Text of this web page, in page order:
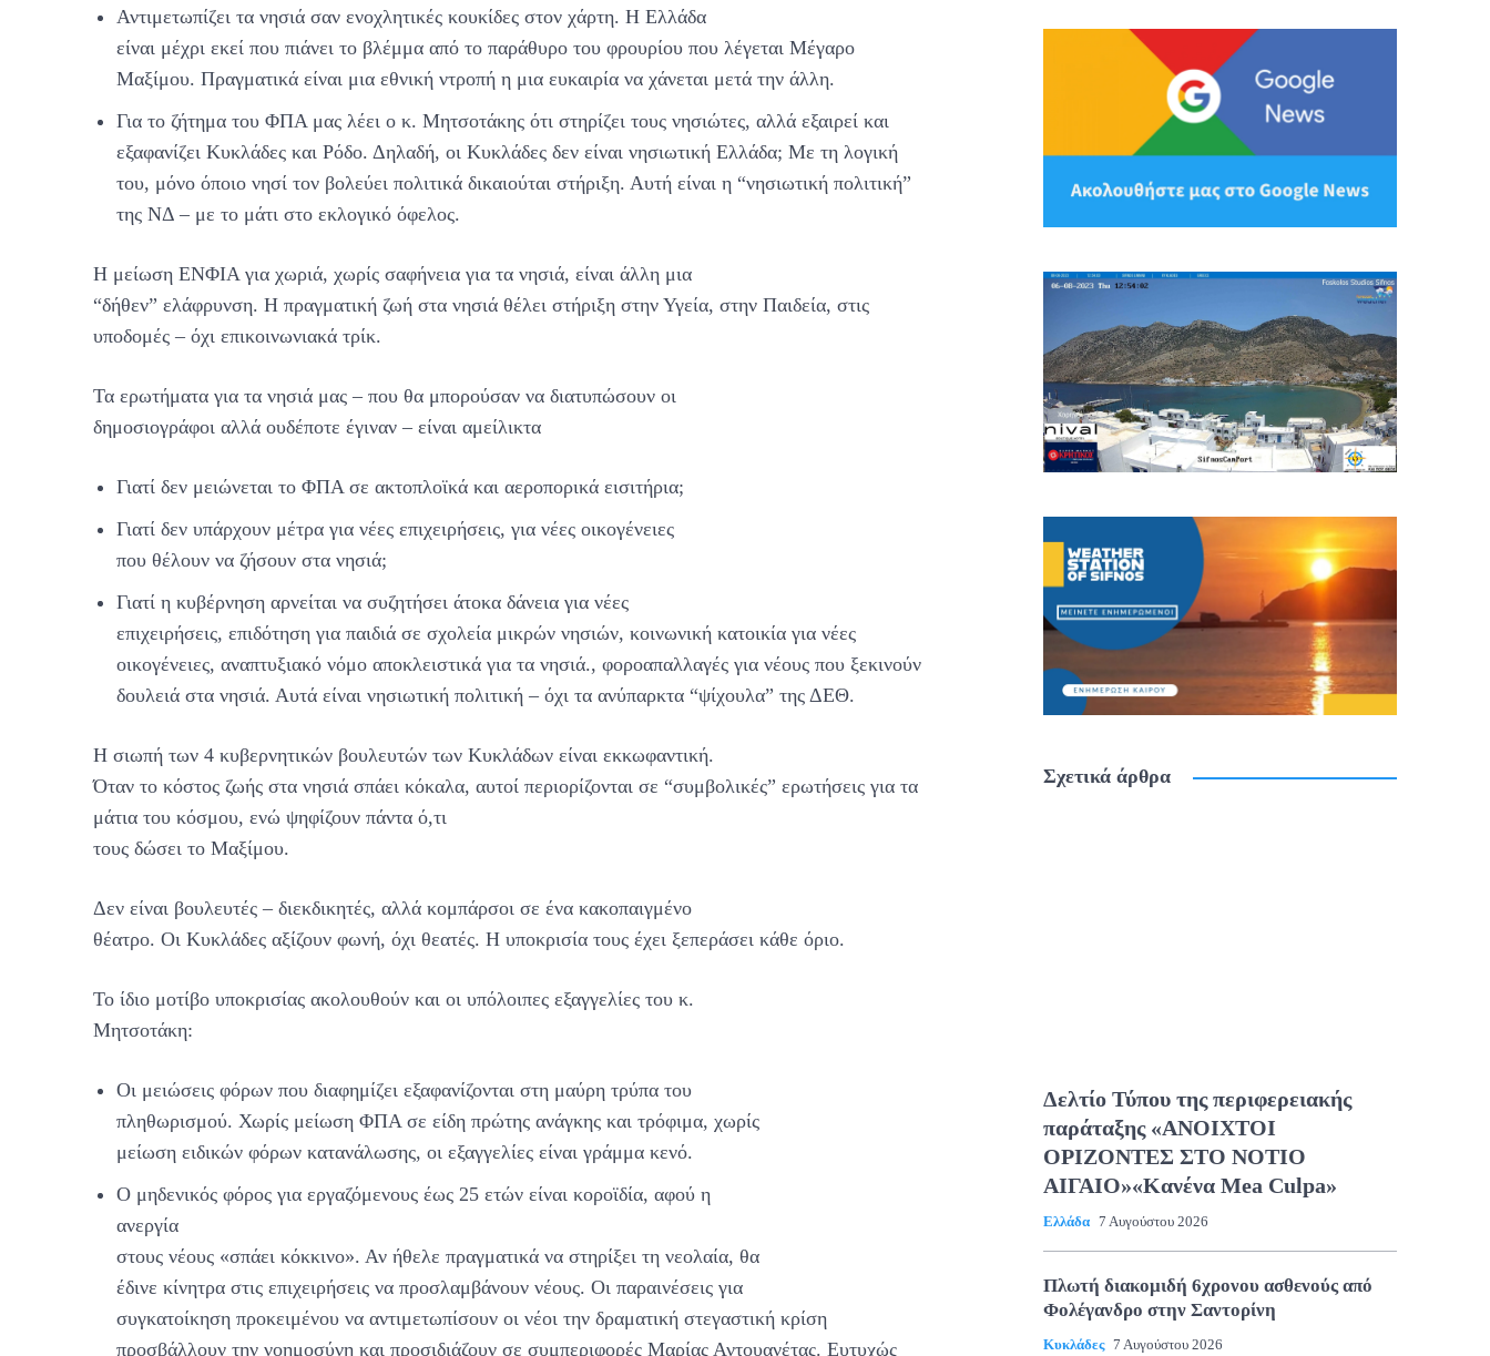
Αντιμετωπίζει τα νησιά σαν ενοχλητικές κουκίδες στον χάρτη. Η Ελλάδα
είναι μέχρι εκεί που πιάνει το βλέμμα από το παράθυρο του φρουρίου που λέγεται Μέγαρο
Μαξίμου. Πραγματικά είναι μια εθνική ντροπή η μια ευκαιρία να χάνεται μετά την άλλη.
Για το ζήτημα του ΦΠΑ μας λέει ο κ. Μητσοτάκης ότι στηρίζει τους νησιώτες, αλλά εξαιρεί και
εξαφανίζει Κυκλάδες και Ρόδο. Δηλαδή, οι Κυκλάδες δεν είναι νησιωτική Ελλάδα; Με τη λογική
του, μόνο όποιο νησί τον βολεύει πολιτικά δικαιούται στήριξη. Αυτή είναι η “νησιωτική πολιτική”
της ΝΔ – με το μάτι στο εκλογικό όφελος.
Η μείωση ΕΝΦΙΑ για χωριά, χωρίς σαφήνεια για τα νησιά, είναι άλλη μια
“δήθεν” ελάφρυνση. Η πραγματική ζωή στα νησιά θέλει στήριξη στην Υγεία, στην Παιδεία, στις
υποδομές – όχι επικοινωνιακά τρίκ.
Τα ερωτήματα για τα νησιά μας – που θα μπορούσαν να διατυπώσουν οι
δημοσιογράφοι αλλά ουδέποτε έγιναν – είναι αμείλικτα
Γιατί δεν μειώνεται το ΦΠΑ σε ακτοπλοϊκά και αεροπορικά εισιτήρια;
Γιατί δεν υπάρχουν μέτρα για νέες επιχειρήσεις, για νέες οικογένειες
που θέλουν να ζήσουν στα νησιά;
Γιατί η κυβέρνηση αρνείται να συζητήσει άτοκα δάνεια για νέες
επιχειρήσεις, επιδότηση για παιδιά σε σχολεία μικρών νησιών, κοινωνική κατοικία για νέες
οικογένειες, αναπτυξιακό νόμο αποκλειστικά για τα νησιά., φοροαπαλλαγές για νέους που ξεκινούν
δουλειά στα νησιά. Αυτά είναι νησιωτική πολιτική – όχι τα ανύπαρκτα “ψίχουλα” της ΔΕΘ.
Η σιωπή των 4 κυβερνητικών βουλευτών των Κυκλάδων είναι εκκωφαντική.
Όταν το κόστος ζωής στα νησιά σπάει κόκαλα, αυτοί περιορίζονται σε “συμβολικές” ερωτήσεις για τα
μάτια του κόσμου, ενώ ψηφίζουν πάντα ό,τι
τους δώσει το Μαξίμου.
Δεν είναι βουλευτές – διεκδικητές, αλλά κομπάρσοι σε ένα κακοπαιγμένο
θέατρο. Οι Κυκλάδες αξίζουν φωνή, όχι θεατές. Η υποκρισία τους έχει ξεπεράσει κάθε όριο.
Το ίδιο μοτίβο υποκρισίας ακολουθούν και οι υπόλοιπες εξαγγελίες του κ.
Μητσοτάκη:
Οι μειώσεις φόρων που διαφημίζει εξαφανίζονται στη μαύρη τρύπα του
πληθωρισμού. Χωρίς μείωση ΦΠΑ σε είδη πρώτης ανάγκης και τρόφιμα, χωρίς
μείωση ειδικών φόρων κατανάλωσης, οι εξαγγελίες είναι γράμμα κενό.
Ο μηδενικός φόρος για εργαζόμενους έως 25 ετών είναι κοροϊδία, αφού η
ανεργία
στους νέους «σπάει κόκκινο». Αν ήθελε πραγματικά να στηρίξει τη νεολαία, θα
έδινε κίνητρα στις επιχειρήσεις να προσλαμβάνουν νέους. Οι παραινέσεις για
συγκατοίκηση προκειμένου να αντιμετωπίσουν οι νέοι την δραματική στεγαστική κρίση
προσβάλλουν την νοημοσύνη και προσιδιάζουν σε συμπεριφορές Μαρίας Αντουανέτας. Ευτυχώς
Σχετικά άρθρα
Δελτίο Τύπου της περιφερειακής
παράταξης «ΑΝΟΙΧΤΟΙ
ΟΡΙΖΟΝΤΕΣ ΣΤΟ ΝΟΤΙΟ
ΑΙΓΑΙΟ»«Κανένα Mea Culpa»
Ελλάδα 7 Αυγούστου 2026
Πλωτή διακομιδή 6χρονου ασθενούς από
Φολέγανδρο στην Σαντορίνη
Κυκλάδες 7 Αυγούστου 2026